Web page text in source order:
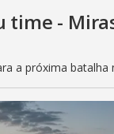
time -
a próxima batalha